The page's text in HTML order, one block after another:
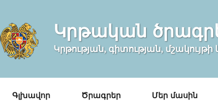
Կրթական
Կրթության, գիտության,
Գլխավոր Ծրագրեր Մեր մասին